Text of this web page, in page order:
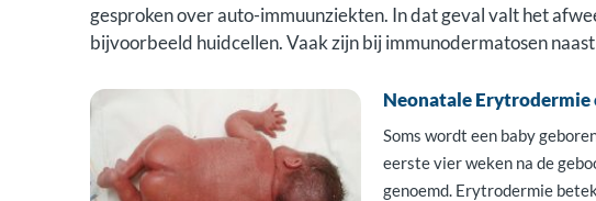
gesproken over auto-immuunziekten. In dat geval valt het
bijvoorbeeld huidcellen. Vaak zijn bij immunodermatosen
Neonatale Erytrodermie
Soms wordt een baby
eerste vier weken na de
genoemd. Erytrodermie